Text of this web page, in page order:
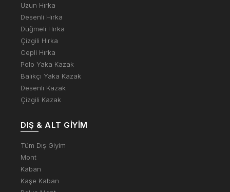
Uzun Hırka
Desenli Hırka
Düğmeli Hırka
Çizgili Hırka
Cepli Hırka
Polo Yaka Kazak
Balıkçı Yaka Kazak
Desenli Kazak
Çizgili Kazak
DIŞ & ALT GIYIM
Tüm Dış Giyim
Mont
Kaban
Kaşe Kaban